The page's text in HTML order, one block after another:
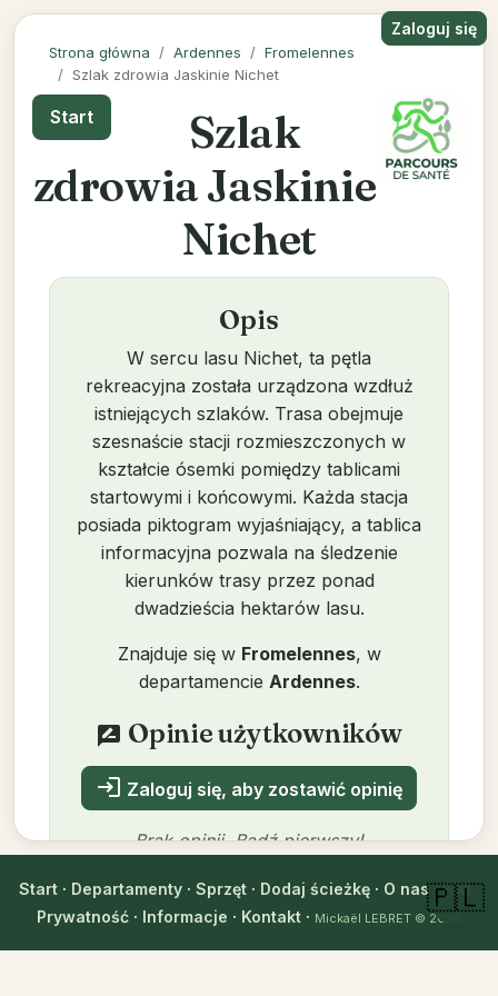
Zaloguj się
Strona główna Ardennes
Fromelennes
Szlak zdrowia Jaskinie Nichet
Start
Szlak
zdrowia Jaskinie
Nichet
Opis
W sercu lasu Nichet, ta pętla
rekreacyjna została urządzona wzdłuż
istniejących szlaków. Trasa obejmuje
szesnaście stacji rozmieszczonych w
kształcie ósemki pomiędzy tablicami
startowymi i końcowymi. Każda stacja
posiada piktogram wyjaśniający, a tablica
informacyjna pozwala na śledzenie
kierunków trasy przez ponad
dwadzieścia hektarów lasu.
Znajduje się w Fromelennes, w
departamencie Ardennes.
rate_review Opinie użytkowników
login Zaloguj się, aby zostawić opinię
Brak opinii. Bądź pierwszy!
Start· Departamenty· Sprzęt· Dodaj ścieżkę· O nas·FAQ·
Prywatność· Informacje · Kontakt· Mickaël LEBRET© 2026
🇵🇱